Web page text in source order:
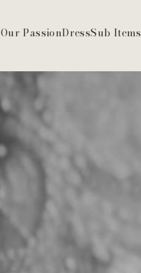
Our PassionDressSub Items